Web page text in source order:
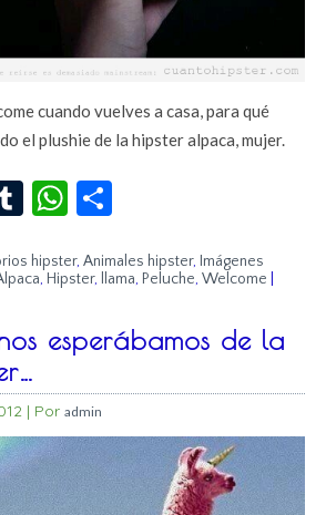
cuando vuelves a casa, para qué
el plushie de la hipster alpaca, mujer.
TumblrWhatsApp
hipster,Animales hipster, Imágenes
, Hipster, llama, Peluche,Welcome
esperábamos de la
| Por admin